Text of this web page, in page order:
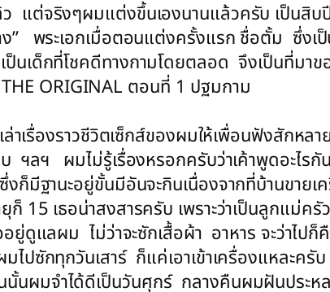
แต่จริงๆผมแต่งขึ้นเองนานแล้วครับ เป็นสิ
ง” พระเอกเมื่อตอนแต่งครั้งแรก ชื่อตั้ม ซึ่ง
ป็นเด็กที่โชคดีทางกามโดยตลอด จึงเป็นที่ม
ORIGINAL ตอนที่ 1 ปฐมกาม
รื่องราวชีวิตเซ็กส์ของผมให้เพื่อนฟังสักห
ฯลฯ ผมไม่รู้เรื่องหรอกครับว่าเค้าพูดอะไร
ก็มีฐานะอยู่ขั้นมีอันจะกินเนื่องจากที่บ้านขาย
15 เธอน่าสงสารครับ เพราะว่าเป็นลูกแม่ค
อยู่ดูแลผม ไม่ว่าจะซักเสื้อผ้า อาหาร จะว่าไ
ไปซักทุกวันเสาร์ ก็แค่เอาเข้าเครื่องแหละ
นผมจำได้ดีเป็นวันศุกร์ กลางคืนผมฝันประ